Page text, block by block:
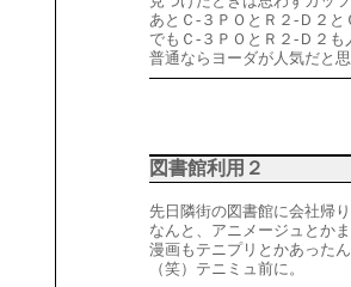
あとＣ-３ＰＯとＲ２-Ｄ２
でもＣ-３ＰＯとＲ２-Ｄ２
普通ならヨーダが人気だと
図書館利用２
先日隣街の図書館に会社帰
なんと、アニメージュとか
漫画もテニプリとかあった
（笑）テニミュ前に。